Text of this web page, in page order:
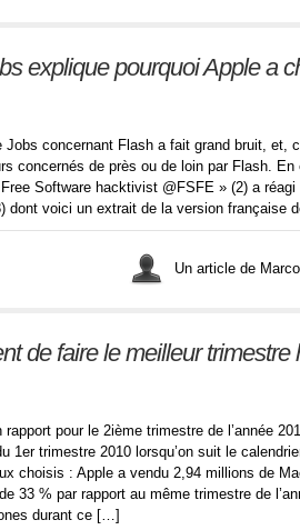
explique pourquoi Apple a
Jobs concernant Flash a fait grand bruit, et,
concernés de près ou de loin par Flash.
Software hacktivist @FSFE » (2) a
dont voici un extrait de la version française
Un article de
de faire le meilleur trimestre
pour le 2ième trimestre de l’année
1er trimestre 2010 lorsqu’on suit le
choisis : Apple a vendu 2,94 millions de
33 % par rapport au même trimestre de
durant ce […]